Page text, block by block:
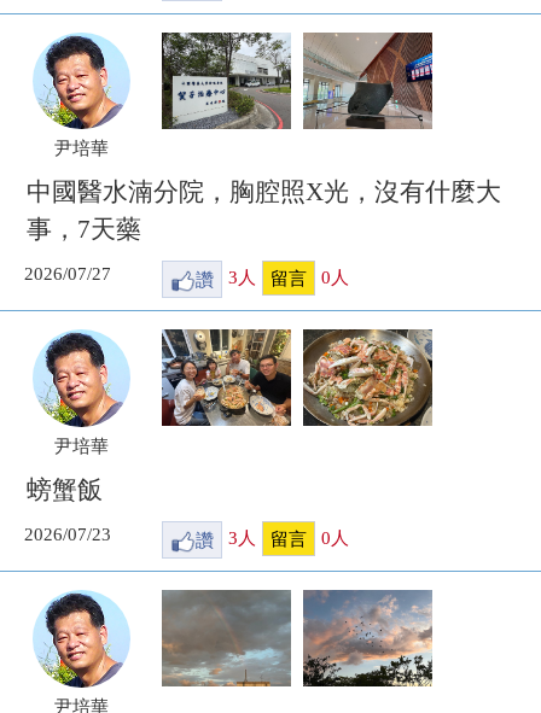
尹培華
中國醫水湳分院，胸腔照X光，沒有什麼大
事，7天藥
2026/07/27 讚 3 人 留言 0 人
尹培華
螃蟹飯
2026/07/23 讚 3 人 留言 0 人
尹培華